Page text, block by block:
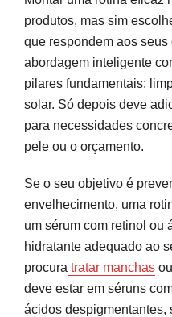
produtos, mas sim
que respondem aos
abordagem inteligente
pilares fundamentais:
solar. Só depois deve
para necessidades
pele ou o orçamento.
Se o seu objetivo é
envelhecimento, uma
um sérum com retinol ou
hidratante adequado ao
procura tratar manchas
deve estar em séruns
ácidos despigmentantes,